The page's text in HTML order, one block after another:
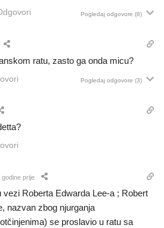
Pogledaj odgovore (8)
ratu, zasto ga onda micu?
Pogledaj odgovore (3)
godine prije
Roberta Edwarda Lee-a ; Robert
nazvan zbog njurganja
se proslavio u ratu sa